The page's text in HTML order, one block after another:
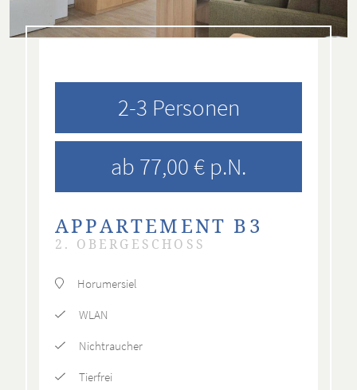
2-3 Personen
ab 77,00 € p.N.
APPARTEMENT B3
2. OBERGESCHOSS
Horumersiel
WLAN
Nichtraucher
Tierfrei